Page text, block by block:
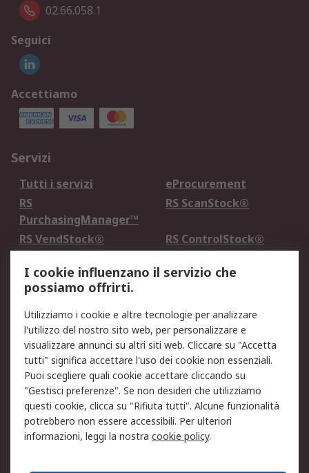
02.66.058.1
Seguici
Accettiamo
Servizi
Tutti i servizi
eProcurement
RS
PurchasingManager™
RS ScanStock®
RS VendStock®
RS ControlStock®
Legale
Informativa Cookie
Informativa Privacy -
Aggiornata
Email Security
Termini d'uso
Condizioni di vendita
Condizioni generali di
servizio
Etica e responsabilità
Chi Siamo
I cookie influenzano il servizio che
possiamo offrirti.
Utilizziamo i cookie e altre tecnologie per analizzare
l'utilizzo del nostro sito web, per personalizzare e
visualizzare annunci su altri siti web. Cliccare su "Accetta
tutti" significa accettare l'uso dei cookie non essenziali.
Puoi scegliere quali cookie accettare cliccando su
"Gestisci preferenze". Se non desideri che utilizziamo
questi cookie, clicca su "Rifiuta tutti". Alcune funzionalità
potrebbero non essere accessibili. Per ulteriori
informazioni, leggi la nostra cookie policy.